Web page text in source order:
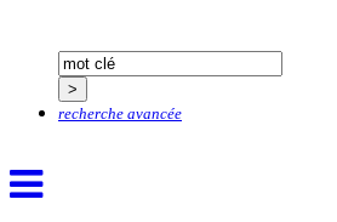
recherche avancée